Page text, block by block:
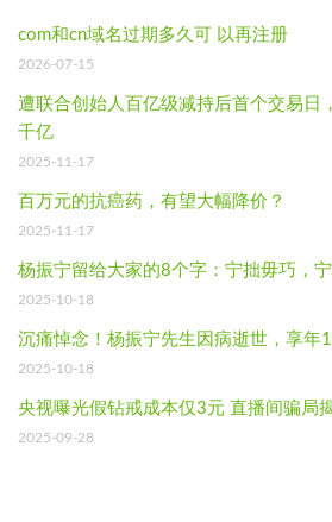
com和cn域名过期多久可 以再注册
2026-07-15
遭联合创始人百亿级减持后首个交易日
千亿
2025-11-17
百万元的抗癌药，有望大幅降价？
2025-11-17
杨振宁留给大家的8个字：宁拙毋巧，
2025-10-18
沉痛悼念！杨振宁先生因病逝世，享年
2025-10-18
央视曝光假钻戒成本仅3元 直播间骗局
2025-09-28